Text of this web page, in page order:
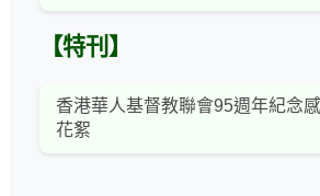
【特刊】
香港華人基督教聯會95週年紀念
花絮